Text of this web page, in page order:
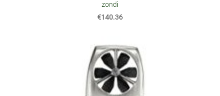
zondi
€140.36